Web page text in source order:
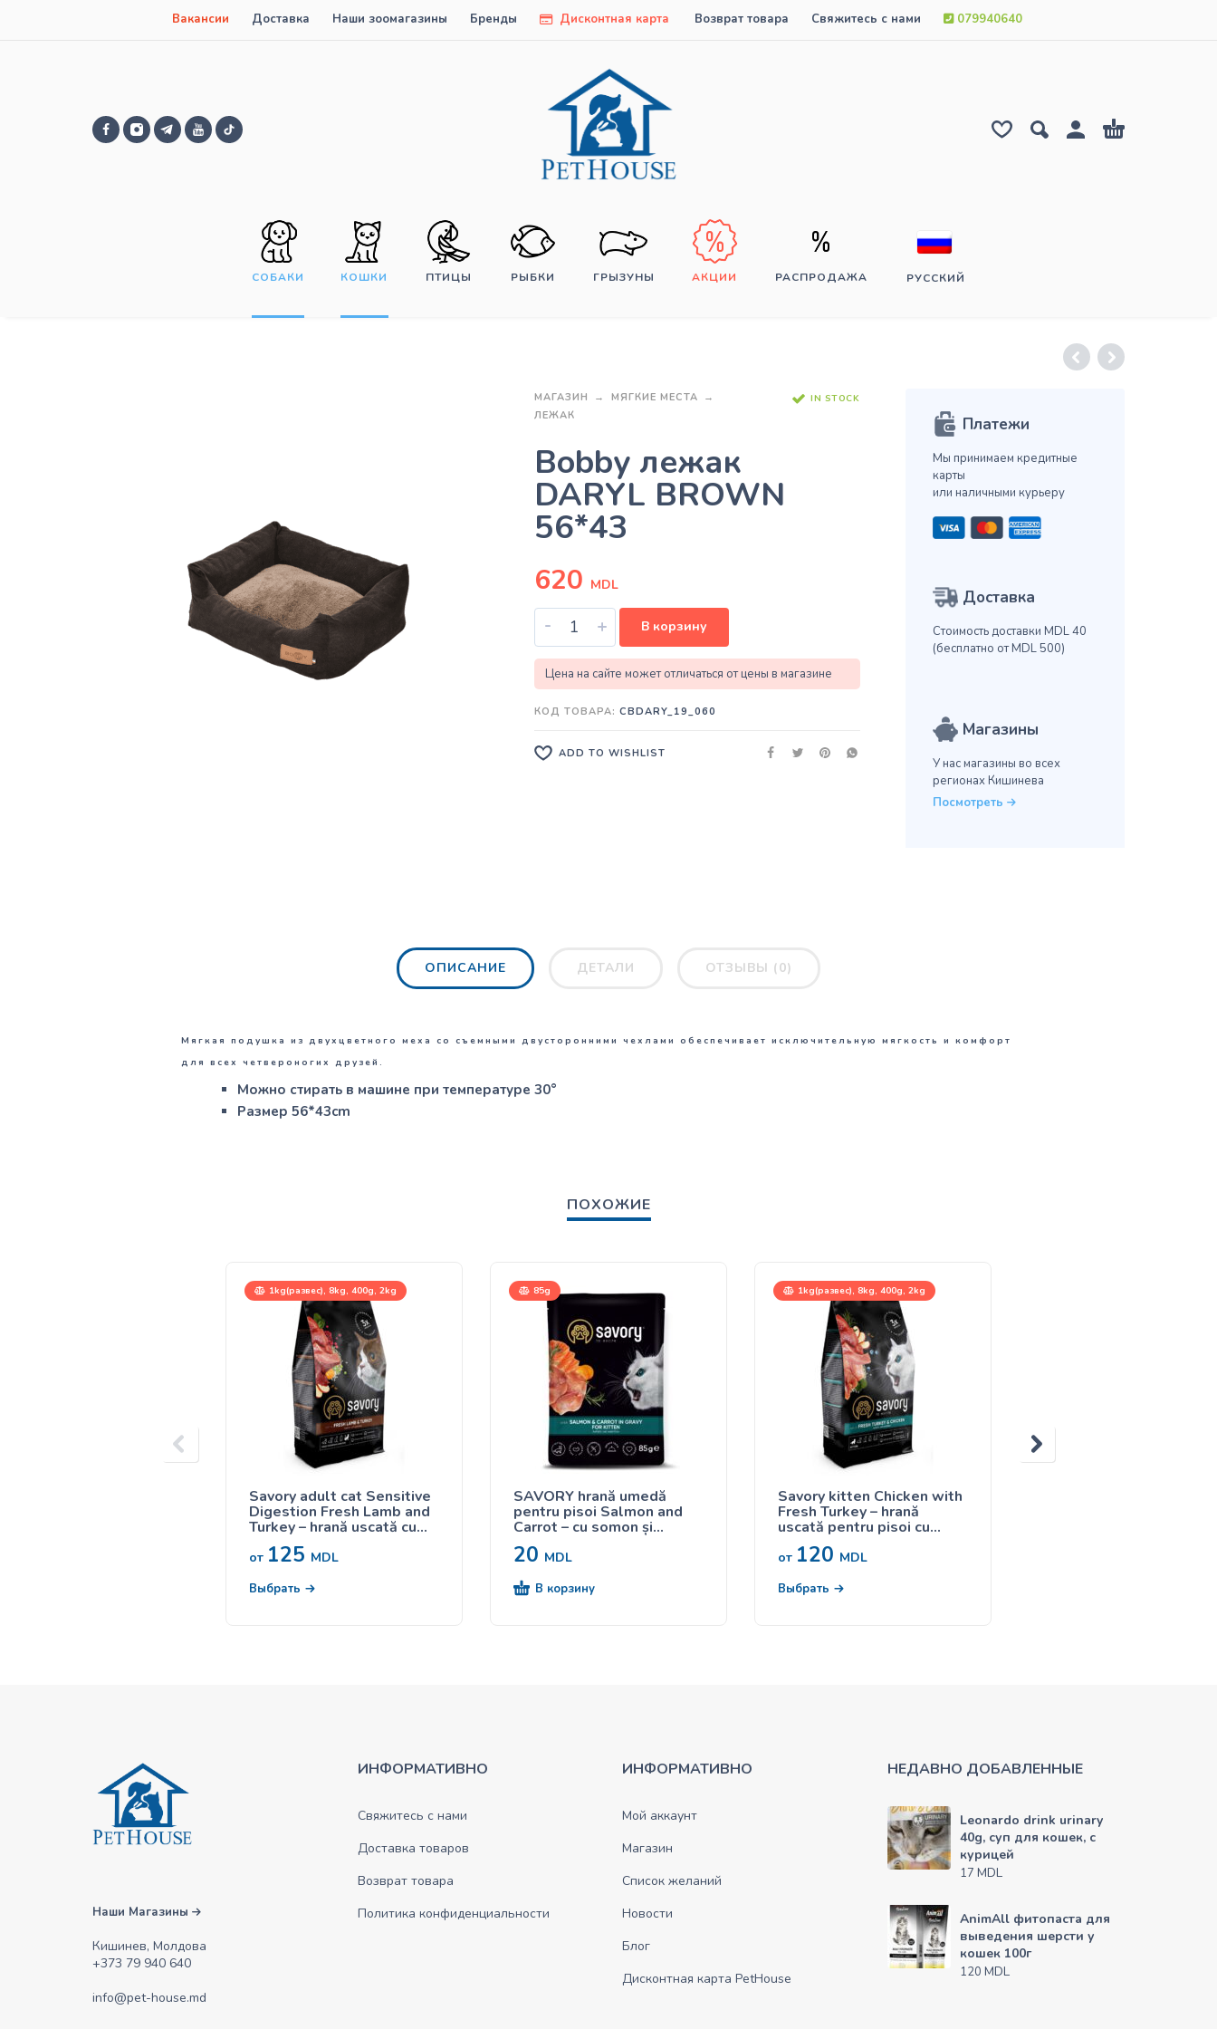
Вакансии Доставка Наши зоомагазины Бренды Дисконтная карта Возврат товара Свяжитесь с нами 079940640
СОБАКИ КОШКИ ПТИЦЫ РЫБКИ ГРЫЗУНЫ АКЦИИ РАСПРОДАЖА РУССКИЙ
МАГАЗИН
МЯГКИЕ МЕСТА
ЛЕЖАК
IN STOCK
Bobby лежак
DARYL BROWN
56*43
620 MDL
- + В корзину
Цена на сайте может отличаться от цены в магазине
КОД ТОВАРА: CBDARY_19_060
ADD TO WISHLIST
Платежи
Мы принимаем кредитные
карты
или наличными курьеру
Доставка
Стоимость доставки MDL 40
(бесплатно от MDL 500)
Магазины
У нас магазины во всех
регионах Кишинева
Посмотреть
ОПИСАНИЕ ДЕТАЛИ ОТЗЫВЫ (0)
Мягкая подушка из двухцветного меха со съемными двусторонними чехлами обеспечивает исключительную мягкость и комфорт
для всех четвероногих друзей.
Можно стирать в машине при температуре 30°
Размер 56*43cm
ПОХОЖИЕ
1kg(развес), 8kg, 400g, 2kg
Savory adult cat Sensitive
Digestion Fresh Lamb and
Turkey – hrană uscată cu
miel și curcan pentru pisici
adulte cu digestie
от 125 MDL
Выбрать
85g
SAVORY hrană umedă
pentru pisoi Salmon and
Carrot – cu somon și
morcov în sos 85g
20 MDL
В корзину
1kg(развес), 8kg, 400g, 2kg
Savory kitten Chicken with
Fresh Turkey – hrană
uscată pentru pisoi cu
curcan și pui
от 120 MDL
Выбрать
Наши Магазины
Кишинев, Молдова
+373 79 940 640
info@pet-house.md
ИНФОРМАТИВНО
Свяжитесь с нами
Доставка товаров
Возврат товара
Политика конфиденциальности
ИНФОРМАТИВНО
Мой аккаунт
Магазин
Список желаний
Новости
Блог
Дисконтная карта PetHouse
НЕДАВНО ДОБАВЛЕННЫЕ
Leonardo drink urinary
40g, суп для кошек, с
курицей
17 MDL
AnimAll фитопаста для
выведения шерсти у
кошек 100г
120 MDL